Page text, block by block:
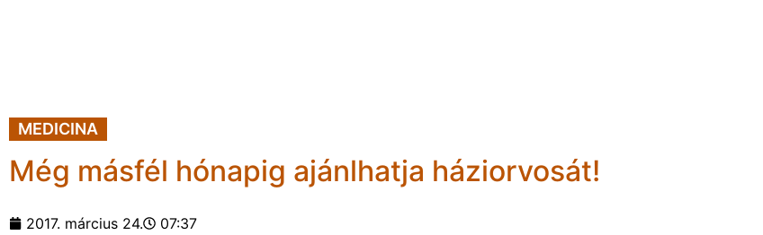
MEDICINA
Még másfél hónapig ajánlhatja háziorvosát!
2017. március 24. 07:37